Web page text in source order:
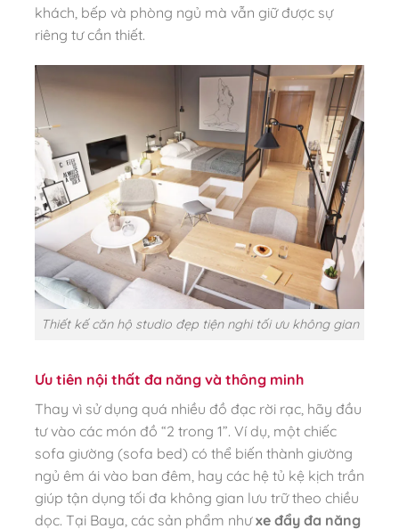
khách, bếp và phòng ngủ mà vẫn giữ được sự
riêng tư cần thiết.
Thiết kế căn hộ studio đẹp tiện nghi tối ưu không gian
Ưu tiên nội thất đa năng và thông minh
Thay vì sử dụng quá nhiều đồ đạc rời rạc, hãy đầu
tư vào các món đồ “2 trong 1”. Ví dụ, một chiếc
sofa giường (sofa bed) có thể biến thành giường
ngủ êm ái vào ban đêm, hay các hệ tủ kệ kịch trần
giúp tận dụng tối đa không gian lưu trữ theo chiều
dọc. Tại Baya, các sản phẩm nhưxe đẩy đa năng